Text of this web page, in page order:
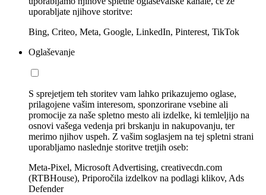
uporabljate njihove storitve:
Bing, Criteo, Meta, Google, LinkedIn, Pinterest, TikTok
Oglaševanje
S sprejetjem teh storitev vam lahko prikazujemo oglase,
prilagojene vašim interesom, sponzorirane vsebine ali
promocije za naše spletno mesto ali izdelke, ki temleljijo na
osnovi vašega vedenja pri brskanju in nakupovanju, ter
merimo njihov uspeh. Z vašim soglasjem na tej spletni strani
uporabljamo naslednje storitve tretjih oseb:
Meta-Pixel, Microsoft Advertising, creativecdn.com
(RTBHouse), Priporočila izdelkov na podlagi klikov, Ads
Defender